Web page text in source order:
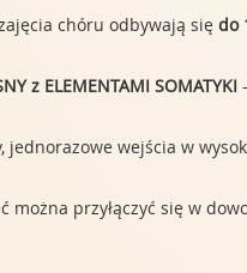
chóru odbywają się do
z ELEMENTAMI SOMATYKI
wejścia w
można przyłączyć się w